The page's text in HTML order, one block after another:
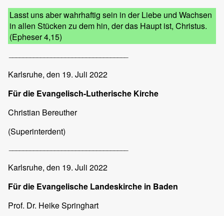
Lasst uns aber wahrhaftig sein in der Liebe und Wachsen
in allen Stücken zu dem hin, der das Haupt ist, Christus.
(Epheser 4,15)
Karlsruhe, den 19. Juli 2022
Für die Evangelisch-Lutherische Kirche
Christian Bereuther
(Superinterdent)
Karlsruhe, den 19. Juli 2022
Für die Evangelische Landeskirche in Baden
Prof. Dr. Heike Springhart